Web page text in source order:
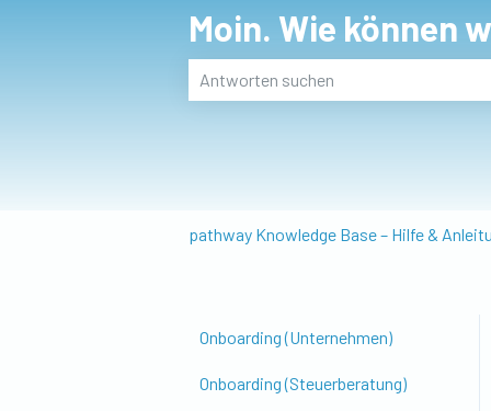
Moin. Wie können
pathway Knowledge Base – Hilfe &
Onboarding (Unternehmen)
Onboarding (Steuerberatung)